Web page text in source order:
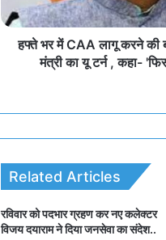
हफ्ते भर में CAA लागू करने की
मंत्री का यू टर्न , कहा-
Related Articles
रविवार को पदभार ग्रहण कर नए कलेक्टर
विजय दयाराम ने दिया जनसेवा का संदेश..